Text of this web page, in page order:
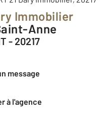
Immobilier
Anne
- 20217
message
à l'agence